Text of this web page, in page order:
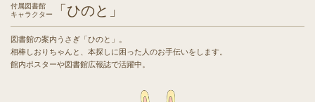
付属図書館
キャラクター
「ひのと」
図書館の案内うさぎ「ひのと」。
相棒しおりちゃんと、本探しに困った人のお手伝いをします。
館内ポスターや図書館広報誌で活躍中。